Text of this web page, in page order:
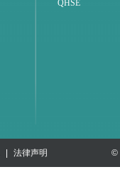
QHSE
法律声明 ©